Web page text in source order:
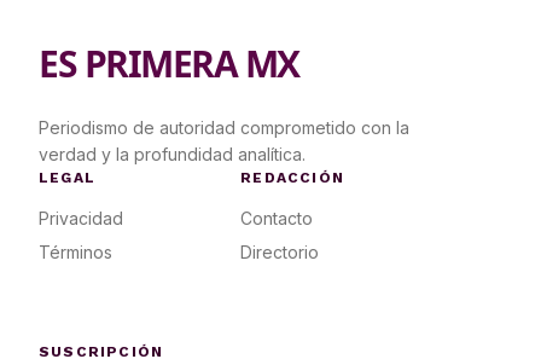
ES PRIMERA MX
Periodismo de autoridad comprometido con la
verdad y la profundidad analítica.
LEGAL
Privacidad
Términos
REDACCIÓN
Contacto
Directorio
SUSCRIPCIÓN